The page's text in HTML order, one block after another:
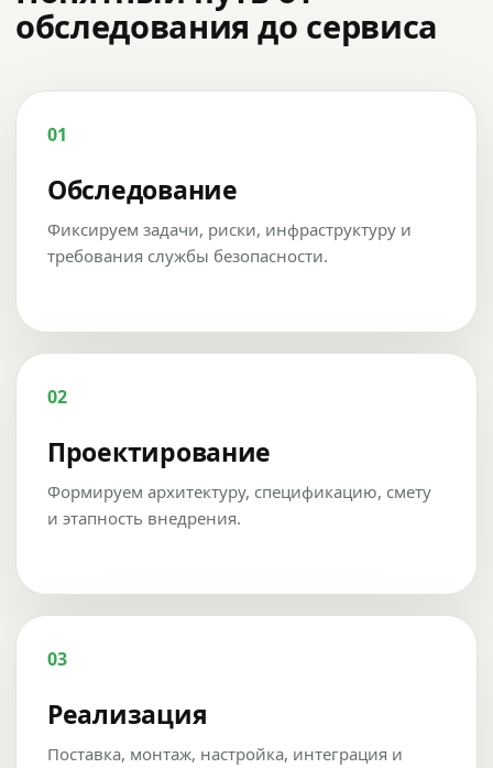
обследования до сервиса
01
Обследование
Фиксируем задачи, риски, инфраструктуру и
требования службы безопасности.
02
Проектирование
Формируем архитектуру, спецификацию, смету
и этапность внедрения.
03
Реализация
Поставка, монтаж, настройка, интеграция и